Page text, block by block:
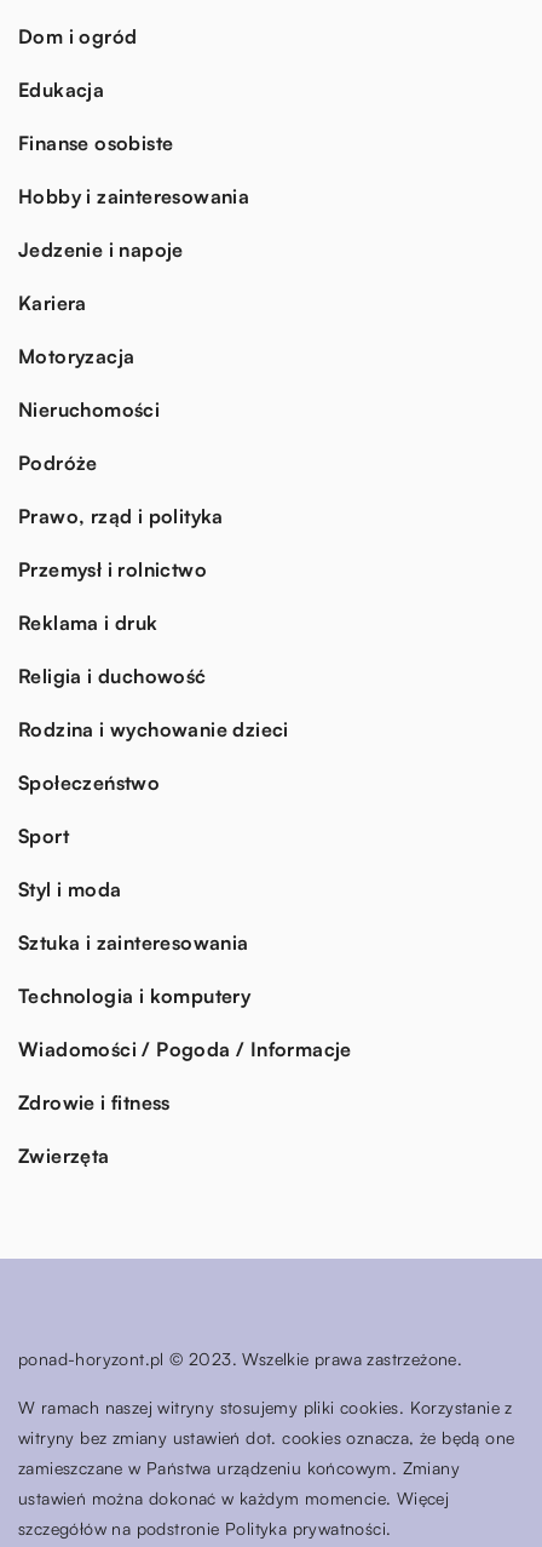
Dom i ogród
Edukacja
Finanse osobiste
Hobby i zainteresowania
Jedzenie i napoje
Kariera
Motoryzacja
Nieruchomości
Podróże
Prawo, rząd i polityka
Przemysł i rolnictwo
Reklama i druk
Religia i duchowość
Rodzina i wychowanie dzieci
Społeczeństwo
Sport
Styl i moda
Sztuka i zainteresowania
Technologia i komputery
Wiadomości / Pogoda / Informacje
Zdrowie i fitness
Zwierzęta
ponad-horyzont.pl © 2023. Wszelkie prawa zastrzeżone.
W ramach naszej witryny stosujemy pliki cookies. Korzystanie z
witryny bez zmiany ustawień dot. cookies oznacza, że będą one
zamieszczane w Państwa urządzeniu końcowym. Zmiany
ustawień można dokonać w każdym momencie. Więcej
szczegółów na podstronie Polityka prywatności.